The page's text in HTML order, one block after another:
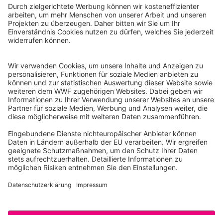
WWF Deutschland
Reinhardtstr. 18
10117 Berlin
Ihre Spende kann steuerlich geltend gemacht werden
Registriert als Stiftung WWF Deutschland, Senatsverwaltung für
Justiz Berlin, Az: 3416/976/2
Umsatzsteuer-Identifikationsnummer: DE 114236103
Freistellungsbescheid: Als gemeinnützige Körperschaft befreit
von der Körperschaftssteuer gem. §5 I 9 KStg. unter der
Steuernummer 27/641/09321